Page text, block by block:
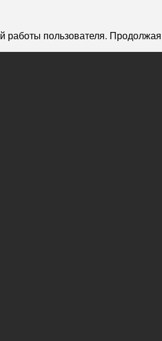
пользователя.